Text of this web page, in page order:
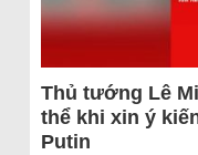
Thủ tướng Lê
thể khi xin ý
Putin